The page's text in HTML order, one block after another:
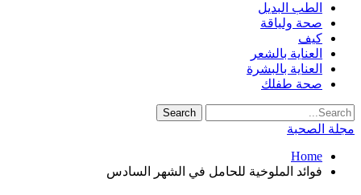
الطب البديل
صحة ولياقة
كيف
العناية بالشعر
العناية بالبشرة
صحة طفلك
مجلة الصحبة
Home
فوائد الملوخية للحامل في الشهر السادس